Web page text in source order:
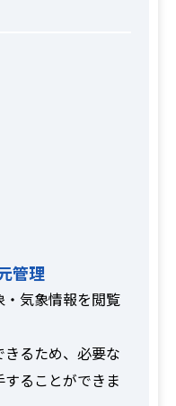
管理
・気象情報を閲覧
るため、必要な
ることができま